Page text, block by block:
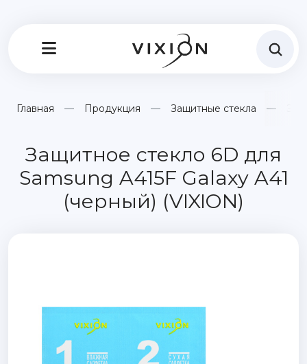
Главная Продукция Защитные стекла
Защитное стекло 6D для
Samsung A415F Galaxy A41
(черный) (VIXION)